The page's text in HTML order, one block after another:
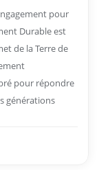
pour
Durable est
de la Terre de
pour répondre
générations